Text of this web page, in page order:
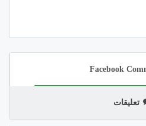
Facebook
تعليقات